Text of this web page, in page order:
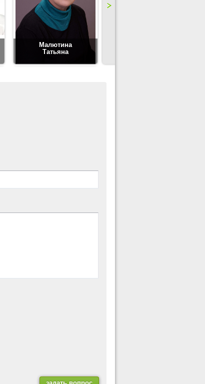
Малютина
Татьяна